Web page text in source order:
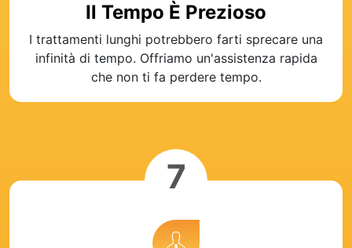
Il Tempo È Prezioso
I trattamenti lunghi potrebbero farti sprecare una
infinità di tempo. Offriamo un'assistenza rapida
che non ti fa perdere tempo.
7